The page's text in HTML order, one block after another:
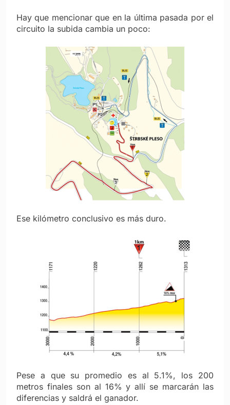
Hay que mencionar que en la última pasada por el
circuito la subida cambia un poco:
Ese kilómetro conclusivo es más duro.
Pese a que su promedio es al 5.1%, los 200
metros finales son al 16% y allí se marcarán las
diferencias y saldrá el ganador.